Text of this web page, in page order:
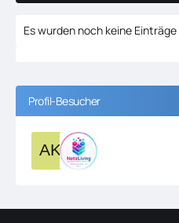
Es wurden noch keine
Profil-Besucher